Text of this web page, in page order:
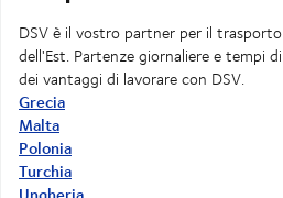
DSV è il vostro partner per il
dell'Est. Partenze giornaliere e tempi
dei vantaggi di lavorare con DSV.
Grecia
Malta
Polonia
Turchia